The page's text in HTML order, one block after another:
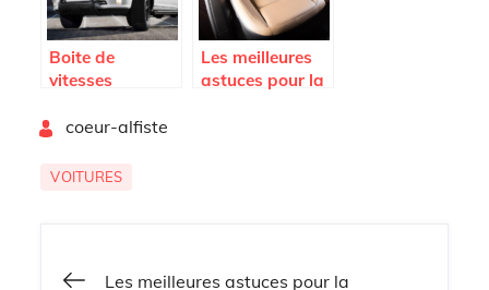
Boite de
vitesses
manuelle :
privilegier ?
Les meilleures
astuces pour la
coeur-alfiste
VOITURES
Les meilleures astuces pour la